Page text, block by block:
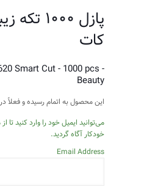
پازل
کات
Smart Cut - 1000 pcs -
Beauty
این محصول به اتمام رسیده و فعلاً
می‌توانید ایمیل خود را وارد کنید
خودکار آگاه گردید.
Email Address